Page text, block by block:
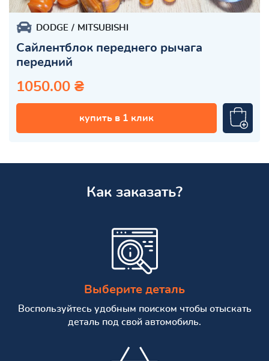
DODGE MITSUBISHI
Сайлентблок переднего рычага
передний
1050.00 ₴
купить в 1 клик
Как заказать?
Выберите деталь
Воспользуйтесь удобным поиском чтобы отыскать
деталь под свой автомобиль.